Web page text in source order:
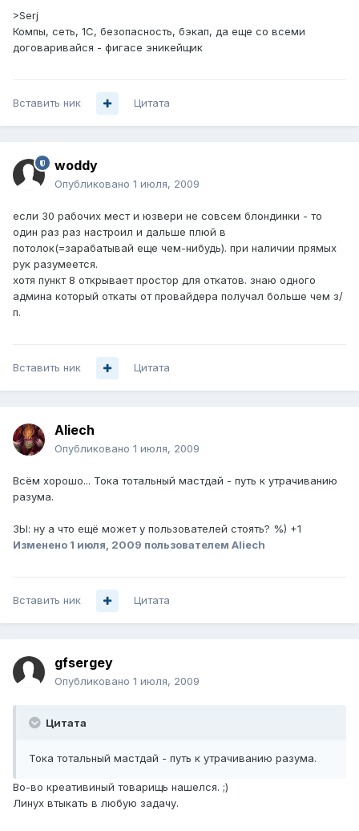
>Serj
Компы, сеть, 1С, безопасность, бэкап, да еще со всеми
договаривайся - фигасе эникейщик
Вставить ник Цитата
woddy
Опубликовано 1 июля, 2009
если 30 рабочих мест и юзвери не совсем блондинки - то
один раз раз настроил и дальше плюй в
потолок(=зарабатывай еще чем-нибудь). при наличии прямых
рук разумеется.
хотя пункт 8 открывает простор для откатов. знаю одного
админа который откаты от провайдера получал больше чем з/
п.
Вставить ник Цитата
Aliech
Опубликовано 1 июля, 2009
Всём хорошо... Тока тотальный мастдай - путь к утрачиванию
разума.
ЗЫ: ну а что ещё может у пользователей стоять? %) +1
Изменено 1 июля, 2009 пользователем Aliech
Вставить ник Цитата
gfsergey
Опубликовано 1 июля, 2009
Цитата
Тока тотальный мастдай - путь к утрачиванию разума.
Во-во креативиный товарищь нашелся. ;)
Линух втыкать в любую задачу.